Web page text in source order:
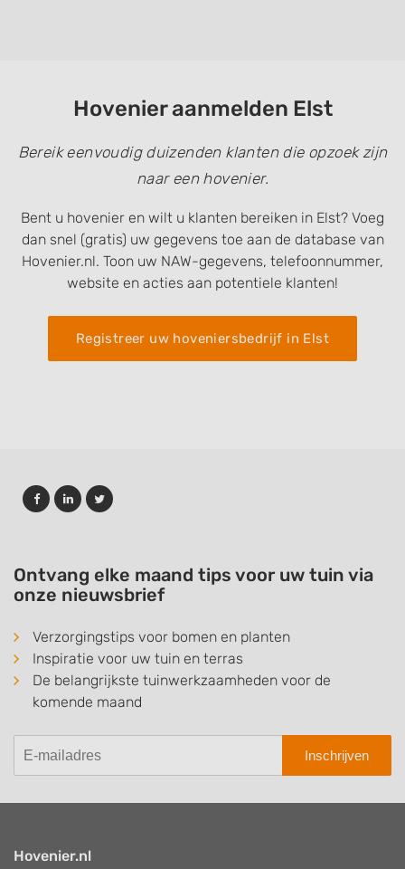
Hovenier aanmelden Elst
Bereik eenvoudig duizenden klanten die opzoek zijn
naar een hovenier.
Bent u hovenier en wilt u klanten bereiken in Elst? Voeg
dan snel (gratis) uw gegevens toe aan de database van
Hovenier.nl. Toon uw NAW-gegevens, telefoonnummer,
website en acties aan potentiele klanten!
Registreer uw hoveniersbedrijf in Elst
Ontvang elke maand tips voor uw tuin via
onze nieuwsbrief
Verzorgingstips voor bomen en planten
Inspiratie voor uw tuin en terras
De belangrijkste tuinwerkzaamheden voor de
komende maand
Inschrijven
Hovenier.nl